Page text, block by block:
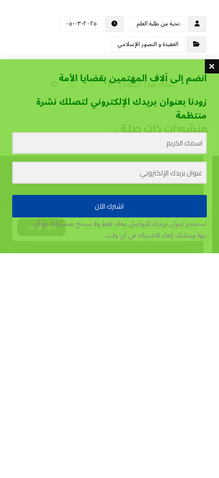
نخبة من طلبة العلم
٢٠٢٥-٠٣-٠٥
العقيدة و التصور الإسلامي
منشورات ذات صلة ...
يستخدم هذا الموقع الكوكيز لتحسين تجربة المستخدم. قبول وإغلاق
انضم إلى آلاف المهتمين بقضايا الأمة
زودنا بعنوان بريدك الإلكتروني لتصلك نشرة
منتظمة
اشترك الآن
نستخدم عنوان بريدك للتواصل معك فقط ولا نسمح بمشاركته مع أي
جهةويمكنك إلغاء الاشتراك في أي وقت